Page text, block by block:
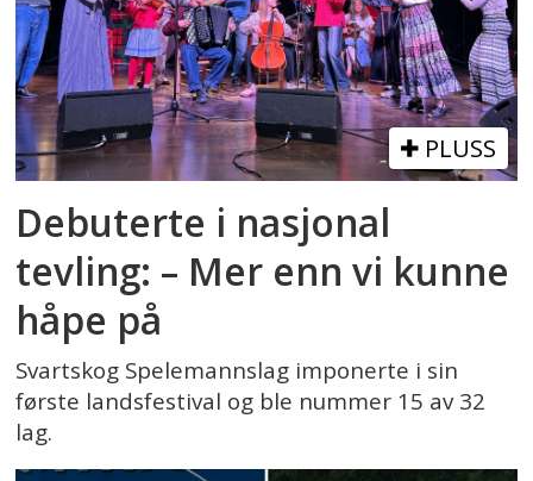
PLUSS
Debuterte i nasjonal
tevling: – Mer enn vi kunne
håpe på
Svartskog Spelemannslag imponerte i sin
første landsfestival og ble nummer 15 av 32
lag.